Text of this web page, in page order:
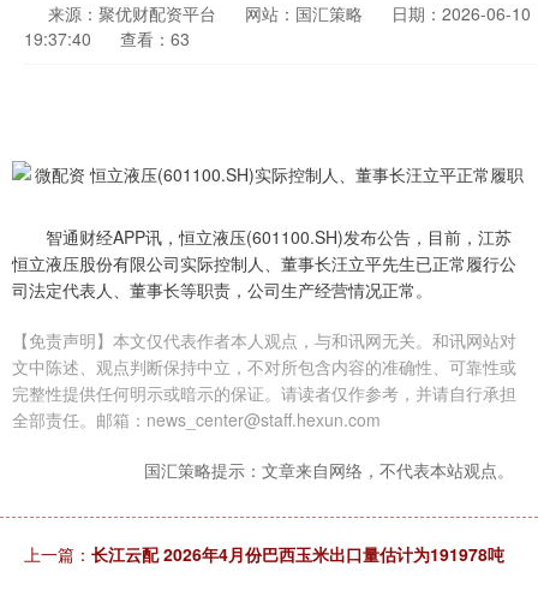
来源：聚优财配资平台 网站：国汇策略
日期：2026-06-10
19:37:40
查看：63
智通财经APP讯，恒立液压(601100.SH)发布公告，目前，江苏
恒立液压股份有限公司实际控制人、董事长汪立平先生已正常履行公
司法定代表人、董事长等职责，公司生产经营情况正常。
【免责声明】本文仅代表作者本人观点，与和讯网无关。和讯网站对
文中陈述、观点判断保持中立，不对所包含内容的准确性、可靠性或
完整性提供任何明示或暗示的保证。请读者仅作参考，并请自行承担
全部责任。邮箱：news_center@staff.hexun.com
国汇策略提示：文章来自网络，不代表本站观点。
上一篇： 长江云配 2026年4月份巴西玉米出口量估计为191978吨